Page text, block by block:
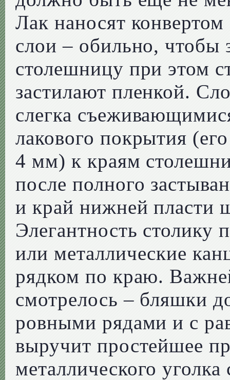
Лак наносят
слои – обильно, чтобы
столешницу при этом
застилают пленкой.
слегка
лакового покрытия
4 мм) к краям
после полного
и край нижней пласти
Элегантность столику
или металлические
рядком по краю.
смотрелось – бляшки
ровными рядами и с
выручит простейшее
металлического